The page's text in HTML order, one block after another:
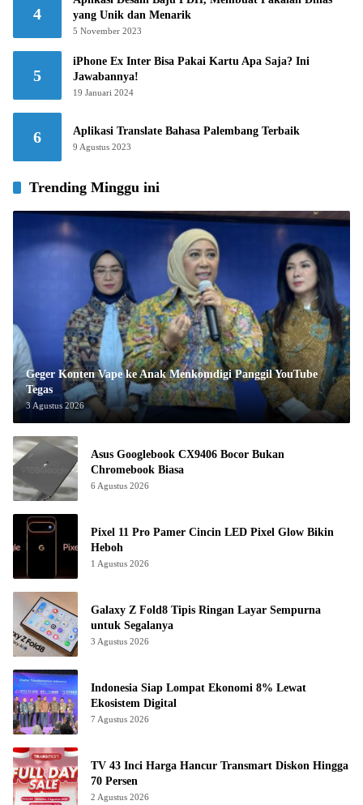
4
yang Unik dan Menarik
5 November 2023
5
iPhone Ex Inter Bisa Pakai Kartu Apa Saja? Ini
Jawabannya!
19 Januari 2024
6 Aplikasi Translate Bahasa Palembang Terbaik
9 Agustus 2023
Trending Minggu ini
Geger Konten Vape ke Anak Menkomdigi Panggil YouTube
Tegas
3 Agustus 2026
Asus Googlebook CX9406 Bocor Bukan
Chromebook Biasa
6 Agustus 2026
Pixel 11 Pro Pamer Cincin LED Pixel Glow Bikin
Heboh
1 Agustus 2026
Galaxy Z Fold8 Tipis Ringan Layar Sempurna
untuk Segalanya
3 Agustus 2026
Indonesia Siap Lompat Ekonomi 8% Lewat
Ekosistem Digital
7 Agustus 2026
TV 43 Inci Harga Hancur Transmart Diskon Hingga
70 Persen
2 Agustus 2026